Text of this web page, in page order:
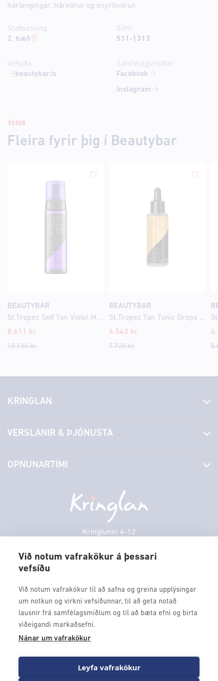
Við notum vafrakökur á þessari
vefsíðu
Við notum vafrakökur til að safna og greina upplýsingar
um notkun og virkni vefsíðunnar, til að geta notað
lausnir frá samfélagsmiðlum og til að bæta efni og birta
viðeigandi markaðsefni.
Nánar um vafrakökur
Leyfa vafrakökur
hárlengingar, hárvörur og snyrtivörur.
Staðsetning
2. hæð
Vefsíða
beautybar.is
Sími
511-1313
Samfélagsmiðlar
Facebook
Instagram
VÖRUR
Fleira fyrir þig í Beautybar
BEAUTYBAR
St.Tropez Self Tan Violet Mousse 200ml
8.611
kr.
10.130kr.
BEAUTYBAR
St.Tropez Tan Tonic Drops 30ml
6.562 kr.
7.720kr.
Kringlunni 4-12
kringlan@kringlan.is
KRINGLAN
Laus störf
Hafðu samband
Persónuverndarstefna
VERSLANIR & ÞJÓNUSTA
Borgarbókasafn
Borgarleikhúsið
Ævintýraland
OPNUNARTÍMI
Fimmtudagur
VERTU MEÐ
Fáðu forskot á dagskrána okkar og sértilboð með því að skrá